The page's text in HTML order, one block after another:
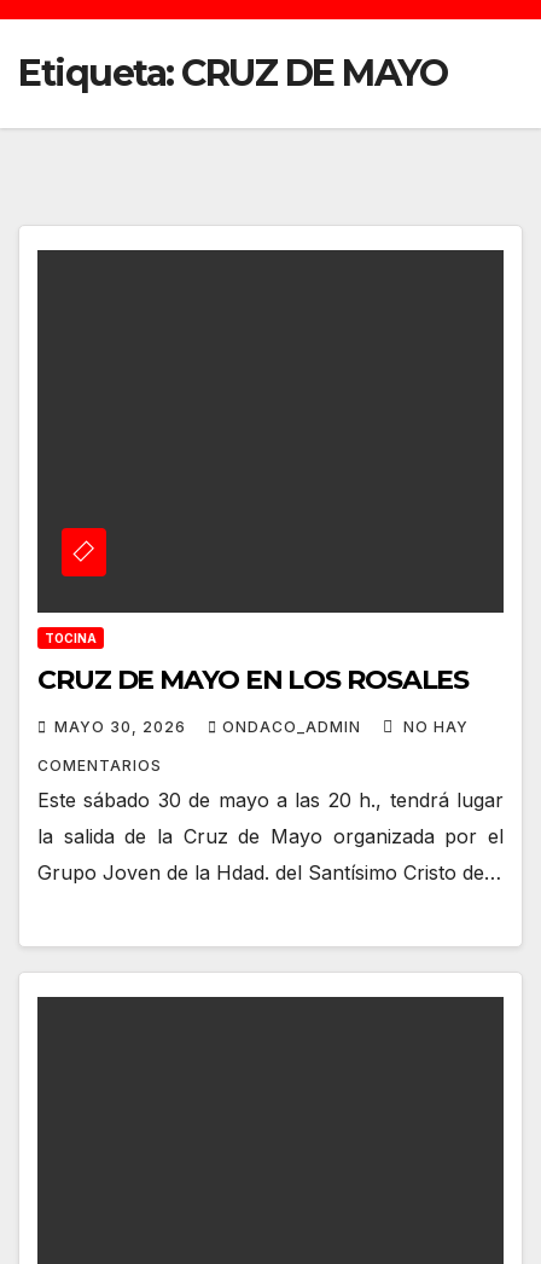
Etiqueta:CRUZ DE MAYO
TOCINA
CRUZ DE MAYO EN LOS ROSALES
MAYO 30, 2026 ONDACO_ADMIN NO HAY
COMENTARIOS
Este sábado 30 de mayo a las 20 h., tendrá lugar
la salida de la Cruz de Mayo organizada por el
Grupo Joven de la Hdad. del Santísimo Cristo de…